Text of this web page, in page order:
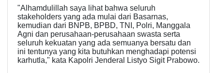
"Alhamdulillah saya lihat bahwa seluruh
stakeholders yang ada mulai dari Basarnas,
kemudian dari BNPB, BPBD, TNI, Polri, Manggala
Agni dan perusahaan-perusahaan swasta serta
seluruh kekuatan yang ada semuanya bersatu dan
ini tentunya yang kita butuhkan menghadapi potensi
karhutla," kata Kapolri Jenderal Listyo Sigit Prabowo.